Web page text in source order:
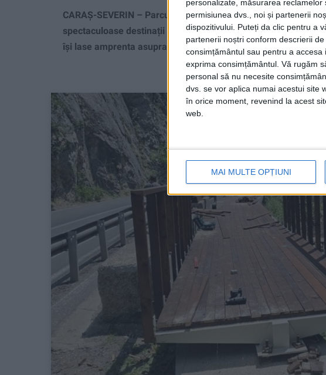
personalizate, măsurarea
permisiunea dvs., noi și partenerii
dispozitivului. Puteți da clic pentru a
partenerii noștri conform descrierii
consimțământul sau pentru a
exprima consimțământul. Vă rugăm
personal să nu necesite
dvs. se vor aplica numai acestui site
în orice moment, revenind la acest
web.
MAI MULTE OPȚIUNI
CARAȘ-SEVERIN – Parcul Național Cheile Nerei – Beușnița
spectaculoase destinații naturale din România, însă
își lase amprenta asupra turismului!